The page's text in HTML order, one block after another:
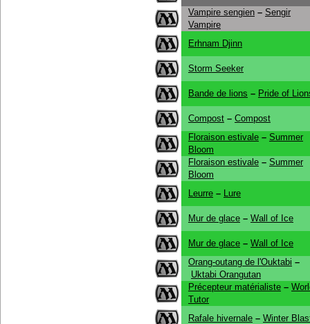
Vampire sengien – Sengir
Vampire
Erhnam Djinn
Storm Seeker
Bande de lions – Pride of
Compost – Compost
Floraison estivale – Summer
Bloom
Floraison estivale – Summer
Bloom
Leurre – Lure
Mur de glace – Wall of Ice
Mur de glace – Wall of Ice
Orang-outang de l'Ouktabi –
Uktabi Orangutan
Précepteur matérialiste –
Tutor
Rafale hivernale – Winter